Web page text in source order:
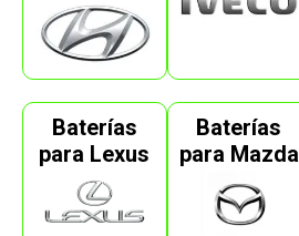
Baterías
para Lexus
Baterías
para Mazda